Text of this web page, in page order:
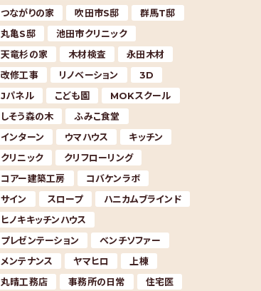
つながりの家
吹田市S邸
群馬T邸
丸亀S邸
池田市クリニック
天竜杉の家
木材検査
永田木材
改修工事
リノベーション
3D
Jパネル
こども園
MOKスクール
しそう森の木
ふみこ食堂
インターン
ウマハウス
キッチン
クリニック
クリフローリング
コアー建築工房
コバケンラボ
サイン
スロープ
ハニカムブラインド
ヒノキキッチンハウス
プレゼンテーション
ベンチソファー
メンテナンス
ヤマヒロ
上棟
丸晴工務店
事務所の日常 住宅医